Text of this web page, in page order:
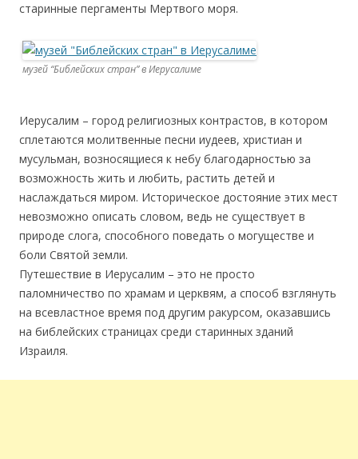
старинные пергаменты Мертвого моря.
музей “Библейских стран” в Иерусалиме
Иерусалим – город религиозных контрастов, в котором
сплетаются молитвенные песни иудеев, христиан и
мусульман, возносящиеся к небу благодарностью за
возможность жить и любить, растить детей и
наслаждаться миром. Историческое достояние этих мест
невозможно описать словом, ведь не существует в
природе слога, способного поведать о могуществе и
боли Святой земли.
Путешествие в Иерусалим – это не просто
паломничество по храмам и церквям, а способ взглянуть
на всевластное время под другим ракурсом, оказавшись
на библейских страницах среди старинных зданий
Израиля.